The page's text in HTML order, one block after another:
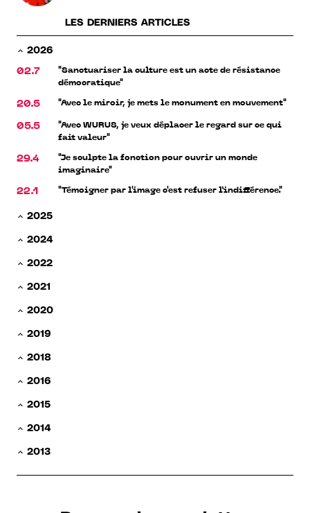
LES DERNIERS ARTICLES
2026
02.7
"Sanctuariser la culture est un acte de résistance
démocratique"
20.5 "Avec le miroir, je mets le monument en mouvement"
05.5
"Avec WURUS, je veux déplacer le regard sur ce qui
fait valeur"
29.4
"Je sculpte la fonction pour ouvrir un monde
imaginaire"
22.1 "Témoigner par l'image c'est refuser l’indifférence."
2025
2024
2022
2021
2020
2019
2018
2016
2015
2014
2013